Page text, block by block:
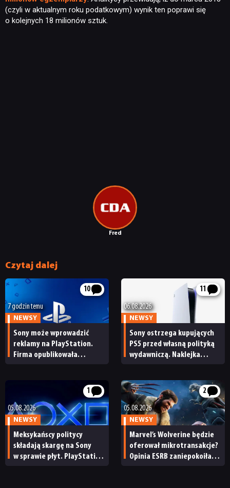
RETRO
TECHNOLOGIE
JUŻ GRALIŚMY
SKLEP
Fred
(czyli w aktualnym roku podatkowym) wynik ten poprawi się
o kolejnych 18 milionów sztuk.
Czytaj dalej
10
7 godzin temu
NEWSY
Sony może wprowadzić
reklamy na PlayStation.
Firma opublikowała
11
06.08.2026
NEWSY
Sony ostrzega kupujących
PS5 przed własną polityką
wydawniczą. Naklejka
1
05.08.2026
NEWSY
Meksykańscy politycy
składają skargę na Sony
w sprawie płyt. PlayStation
2
05.08.2026
NEWSY
Marvel’s Wolverine będzie
oferował mikrotransakcje?
Opinia ESRB zaniepokoiła